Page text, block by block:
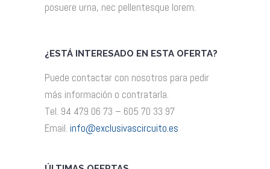
posuere urna, nec pellentesque lorem.
¿ESTÁ INTERESADO EN ESTA OFERTA?
Puede contactar con nosotros para pedir
más información o contratarla.
Tel. 94 479 06 73 – 605 70 33 97
Email. info@exclusivascircuito.es